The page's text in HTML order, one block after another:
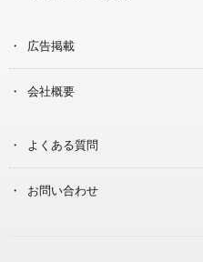
広告掲載
会社概要
よくある質問
お問い合わせ